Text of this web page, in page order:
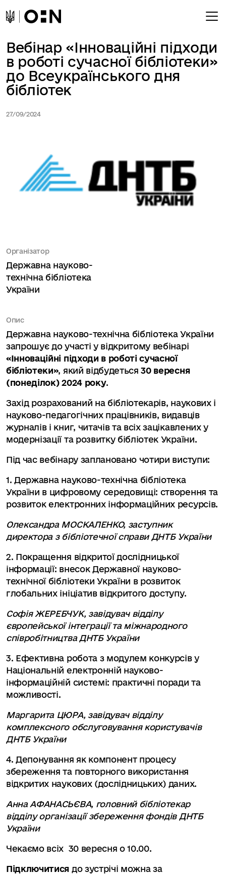
Вебінар «Інноваційні підходи
в роботі сучасної бібліотеки»
до Всеукраїнського дня
бібліотек
27/09/2024
Організатор
Державна науково-
технічна бібліотека
України
Опис
Державна науково-технічна бібліотека України
запрошує до участі у відкритому вебінарі
«Інноваційні підходи в роботі сучасної
бібліотеки», який відбудеться30 вересня
(понеділок) 2024 року.
Захід розрахований на бібліотекарів, наукових і
науково-педагогічних працівників, видавців
журналів і книг, читачів та всіх зацікавлених у
модернізації та розвитку бібліотек України.
Під час вебінару заплановано чотири виступи:
1. Державна науково-технічна бібліотека
України в цифровому середовищі: створення та
розвиток електронних інформаційних ресурсів.
Олександра МОСКАЛЕНКО, заступник
директора з бібліотечної справи ДНТБ України
2. Покращення відкритої дослідницької
інформації: внесок Державної науково-
технічної бібліотеки України в розвиток
глобальних ініціатив відкритого доступу.
Софія ЖЕРЕБЧУК, завідувач відділу
європейської інтеграції та міжнародного
співробітництва ДНТБ України
3. Ефективна робота з модулем конкурсів у
Національній електронній науково-
інформаційній системі: практичні поради та
можливості.
Маргарита ЦЮРА, завідувач відділу
комплексного обслуговування користувачів
ДНТБ України
4. Депонування як компонент процесу
збереження та повторного використання
відкритих наукових (дослідницьких) даних.
Анна АФАНАСЬЄВА, головний бібліотекар
відділу організації збереження фондів ДНТБ
України
Чекаємо всіх 30 вересня о 10.00.
Підключитися до зустрічі можна за